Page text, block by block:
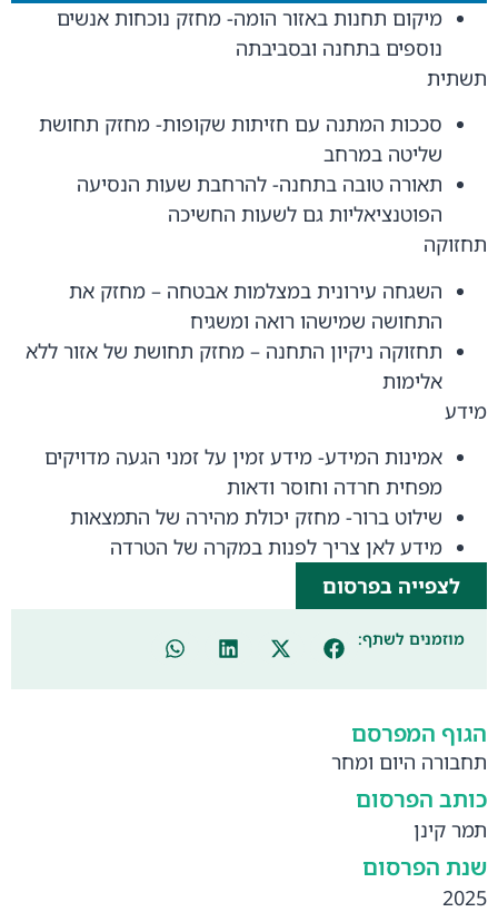
מיקום תחנות באזור הומה- מחזק נוכחות אנשים
נוספים בתחנה ובסביבתה
תשתית
סככות המתנה עם חזיתות שקופות- מחזק תחושת
שליטה במרחב
תאורה טובה בתחנה- להרחבת שעות הנסיעה
הפוטנציאליות גם לשעות החשיכה
תחזוקה
השגחה עירונית במצלמות אבטחה – מחזק את
התחושה שמישהו רואה ומשגיח
תחזוקה ניקיון התחנה – מחזק תחושת של אזור ללא
אלימות
מידע
אמינות המידע- מידע זמין על זמני הגעה מדויקים
מפחית חרדה וחוסר ודאות
שילוט ברור- מחזק יכולת מהירה של התמצאות
מידע לאן צריך לפנות במקרה של הטרדה
לצפייה בפרסום
מוזמנים לשתף:
הגוף המפרסם
תחבורה היום ומחר
כותב הפרסום
תמר קינן
שנת הפרסום
2025